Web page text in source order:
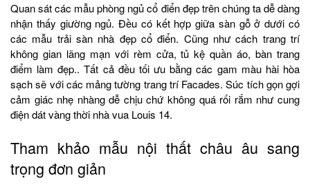
Quan sát các mẫu phòng ngủ cổ điển đẹp trên chúng ta dễ dàng
nhận thấy giường ngủ. Đều có kết hợp giữa sàn gỗ ở dưới có
các mẫu trải sàn nhà đẹp cổ điển. Cũng như cách trang trí
không gian lãng mạn với rèm cửa, tủ kệ quần áo, bàn trang
điểm làm đẹp.. Tất cả đều tối ưu bằng các gam màu hài hòa
sạch sẽ với các mảng tường trang trí Facades. Súc tích gọn gợi
cảm giác nhẹ nhàng dễ chịu chứ không quá rối rắm như cung
điện dát vàng thời nhà vua Louis 14.
Tham khảo mẫu nội thất châu âu sang
trọng đơn giản